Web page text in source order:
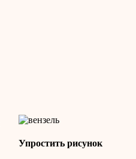
Упростить рисунок